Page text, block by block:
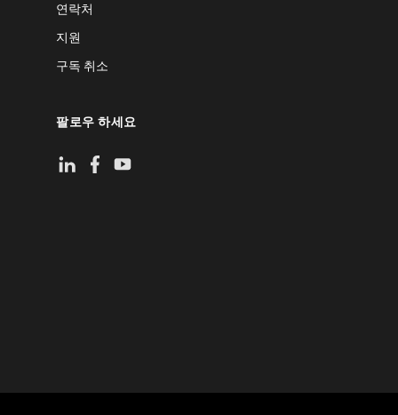
연락처
지원
구독 취소
팔로우 하세요